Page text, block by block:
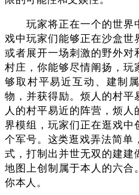
玩家将正在一个的世界
戏中玩家们能够正在沙盒世
或者展开一场刺激的野外对
村庄，你能够尽情阐扬，
够取村平易近互动、建制
物，并获得励。烦人的村
人的村平易近的阵营，烦
界模组，玩家们正在逛戏中
个军号。这类逛戏弄法简单
式，打制出并世无双的建建
地图上创制属于本人的六合
你本人。